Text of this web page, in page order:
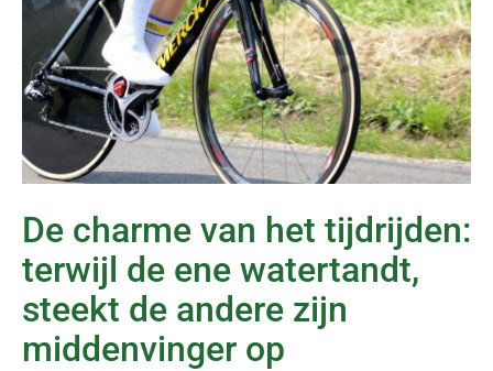
De charme van het tijdrijden:
terwijl de ene watertandt,
steekt de andere zijn
middenvinger op